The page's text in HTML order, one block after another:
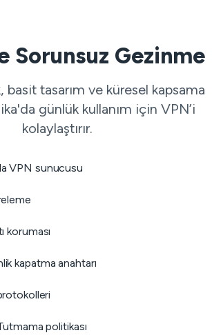
Sorunsuz Gezinme
tasarım ve küresel kapsama
günlük kullanım için VPN’i
kolaylaştırır.
VPN sunucusu
koruması
kapatma anahtarı
politikası